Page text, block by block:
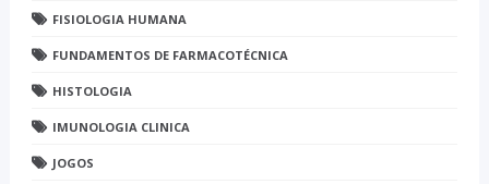
FISIOLOGIA HUMANA
FUNDAMENTOS DE FARMACOTÉCNICA
HISTOLOGIA
IMUNOLOGIA CLINICA
JOGOS